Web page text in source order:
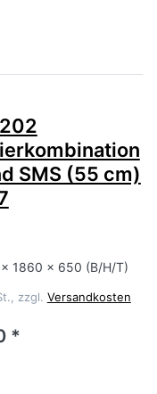
Produkt liegen
SMS (55 cm)
1860 x 650 (B/H/T)
zzgl. Versandkosten
*